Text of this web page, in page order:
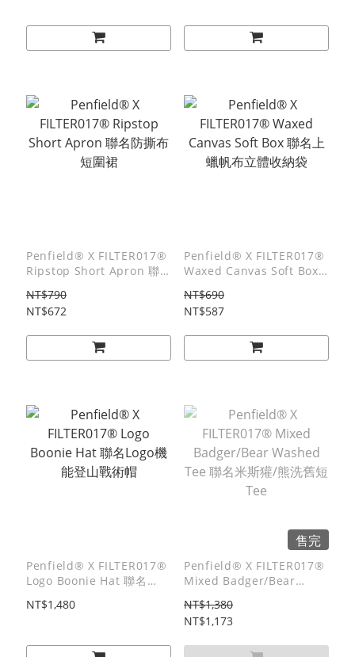
Penfield® X FILTER017®
Ripstop Short Apron 聯
NT$790
NT$672
Penfield® X FILTER017®
Waxed Canvas Soft Box
NT$690
NT$587
Penfield® X FILTER017®
Logo Boonie Hat 聯名
NT$1,480
售完
Penfield® X FILTER017®
Mixed Badger/Bear
熊洗舊短Tee
NT$1,380
NT$1,173